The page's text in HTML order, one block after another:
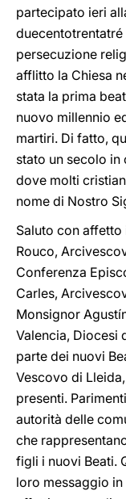
partecipato ieri
persecuzione
afflitto la Chiesa
stata la prima
nuovo millennio
martiri. Di fatto,
stato un secolo
dove molti
nome di Nostro
Saluto con
Rouco,
Conferenza
Carles,
Monsignor
Valencia, Diocesi
parte dei nuovi
Vescovo di
presenti.
autorità delle
che
figli i nuovi Beati.
loro messaggio